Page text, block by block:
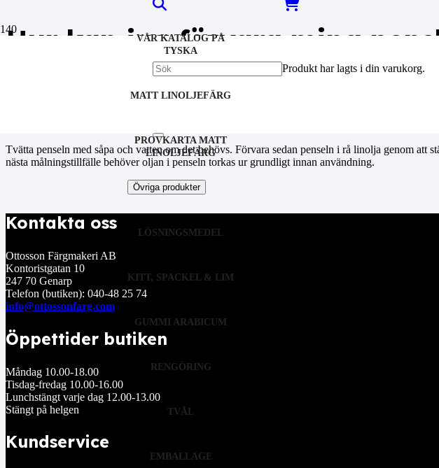
Produkt har lagts i din varukorg.
VÅR KATALOG PÅ
TYSKA
MATT LINOLJEFÄRG
PROVKARTA MATT
LINOLJEFÄRG
Övriga produkter
LÖSNINGSMEDEL
KITT, SPACKEL & LIM
GUMMI ARABICUM
RENGÖRING
TVÅL
EMBALLAGE
Hur kan jag förvara mina
strykningarna?
Tvätta penseln med såpa och vatten om det behövs. Förvara sedan penseln i rå linolja genom att
nästa målningstillfälle behöver oljan i penseln torkas ur grundligt innan användning.
Kontakta oss
Ottosson Färgmakeri AB
Kontoristgatan 10
247 70 Genarp
Telefon (butiken): 040-48 25 74
info@ottossonfarg.com
Öppettider butiken
Måndag 10.00-18.00
Tisdag-fredag 10.00-16.00
Lunchstängt varje dag 12.00-13.00
Stängt på helgen
Kundservice